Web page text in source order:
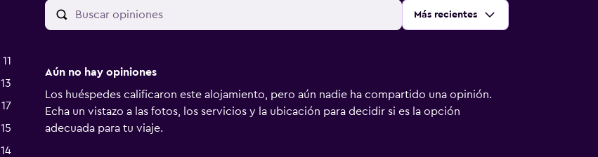
11
13
17
15
14
Ordenar por:
Más recientes
Aún no hay opiniones
Los huéspedes calificaron este alojamiento, pero aún nadie ha compartido una opinión.
Echa un vistazo a las fotos, los servicios y la ubicación para decidir si es la opción
adecuada para tu viaje.